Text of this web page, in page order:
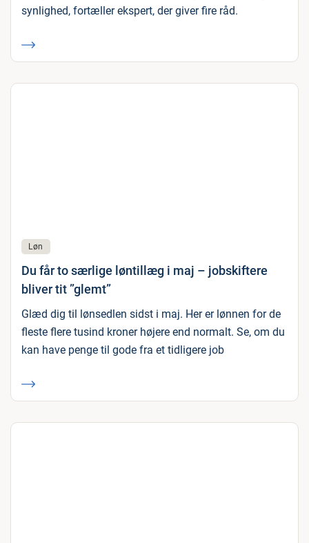
synlighed, fortæller ekspert, der giver fire råd.
Løn
Du får to særlige løntillæg i maj – jobskiftere
bliver tit ”glemt”
Glæd dig til lønsedlen sidst i maj. Her er lønnen for de
fleste flere tusind kroner højere end normalt. Se, om du
kan have penge til gode fra et tidligere job